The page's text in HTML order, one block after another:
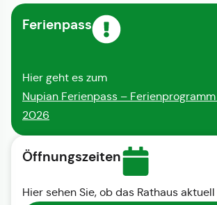
Ferienpass
Hier geht es zum
Nupian Ferienpass –
2026
Öffnungszeiten
Hier sehen Sie, ob das Rathaus